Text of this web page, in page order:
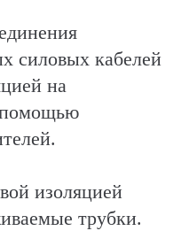
силовых кабелей
на
изоляцией
трубки.